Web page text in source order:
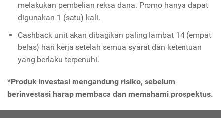
melakukan pembelian reksa dana. Promo hanya dapat
digunakan 1 (satu) kali.
Cashback unit akan dibagikan paling lambat 14 (empat
belas) hari kerja setelah semua syarat dan ketentuan
yang berlaku terpenuhi.
*Produk investasi mengandung risiko, sebelum
berinvestasi harap membaca dan memahami prospektus.